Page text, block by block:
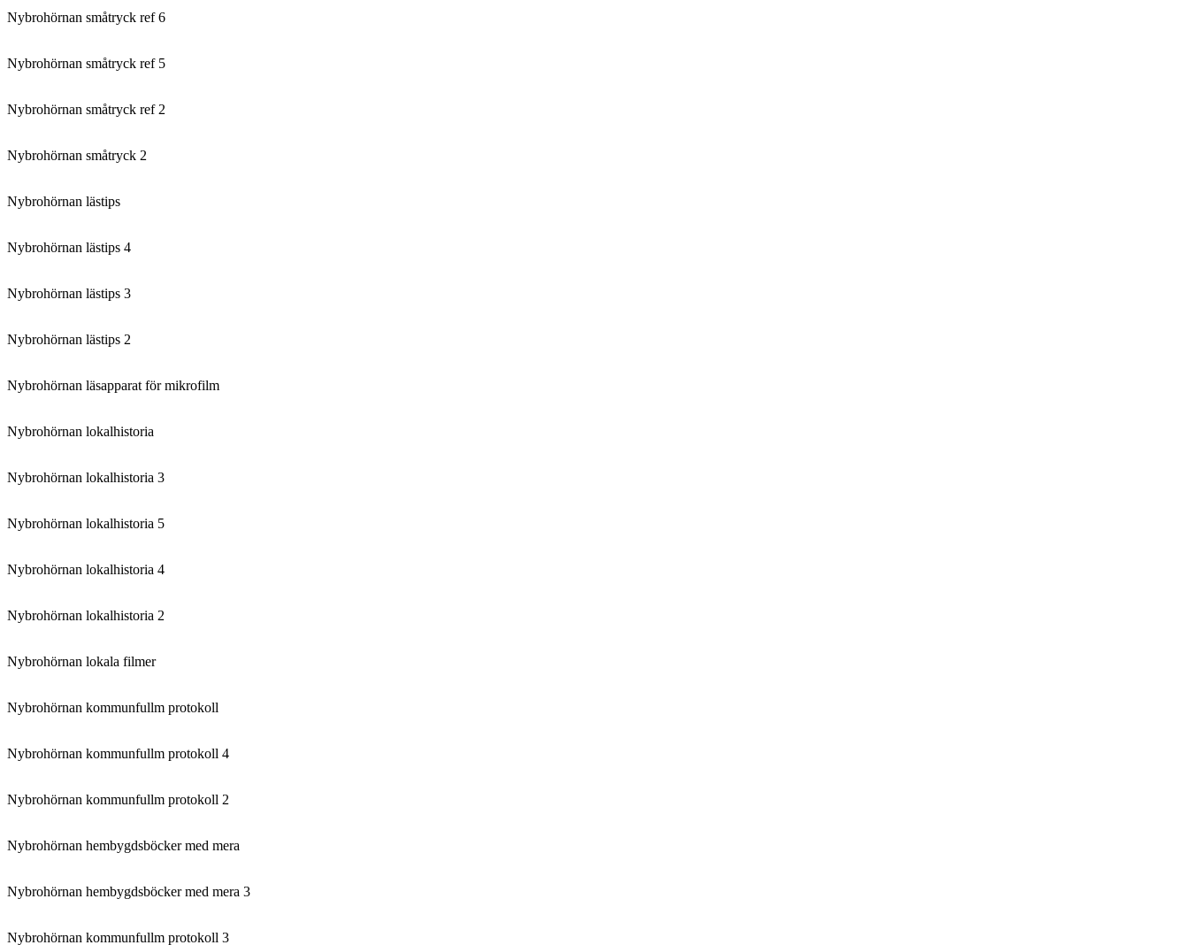
Nybrohörnan småtryck ref 6
Nybrohörnan småtryck ref 5
Nybrohörnan småtryck ref 2
Nybrohörnan småtryck 2
Nybrohörnan lästips
Nybrohörnan lästips 4
Nybrohörnan lästips 3
Nybrohörnan lästips 2
Nybrohörnan läsapparat för mikrofilm
Nybrohörnan lokalhistoria
Nybrohörnan lokalhistoria 3
Nybrohörnan lokalhistoria 5
Nybrohörnan lokalhistoria 4
Nybrohörnan lokalhistoria 2
Nybrohörnan lokala filmer
Nybrohörnan kommunfullm protokoll
Nybrohörnan kommunfullm protokoll 4
Nybrohörnan kommunfullm protokoll 2
Nybrohörnan hembygdsböcker med mera
Nybrohörnan hembygdsböcker med mera 3
Nybrohörnan kommunfullm protokoll 3